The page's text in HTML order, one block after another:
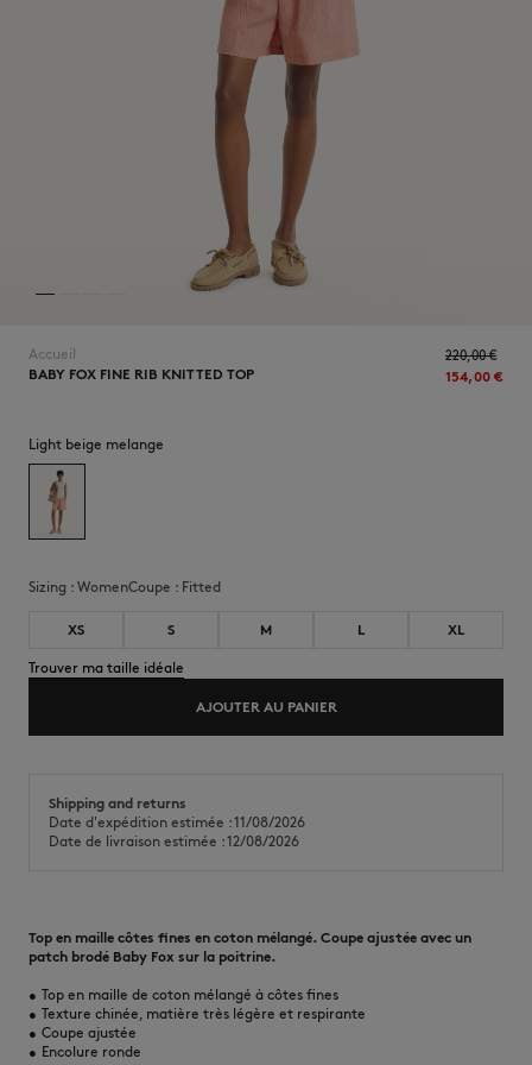
Accueil
BABY FOX FINE RIB KNITTED TOP
154,00 €
220,00 €
Light beige melange
Sizing : womenCoupe : fitted
XS S M L XL
Trouver ma taille idéale
AJOUTER AU PANIER
Shipping and returns
Date d'expédition estimée : 11/08/2026
Date de livraison estimée : 12/08/2026
Top en maille côtes fines en coton mélangé. Coupe ajustée avec un
patch brodé Baby Fox sur la poitrine.
• Top en maille de coton mélangé à côtes fines
• Texture chinée, matière très légère et respirante
• Coupe ajustée
• Encolure ronde